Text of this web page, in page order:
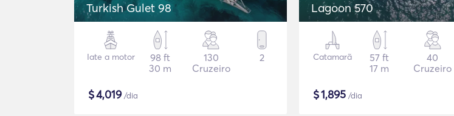
Turkish Gulet 98
Iate a motor
98 ft
30 m
130
Cruzeiro
2
$4,019/dia
Lagoon 570
Catamarã
57 ft
17 m
40
Cruzeiro
$1,895 /dia